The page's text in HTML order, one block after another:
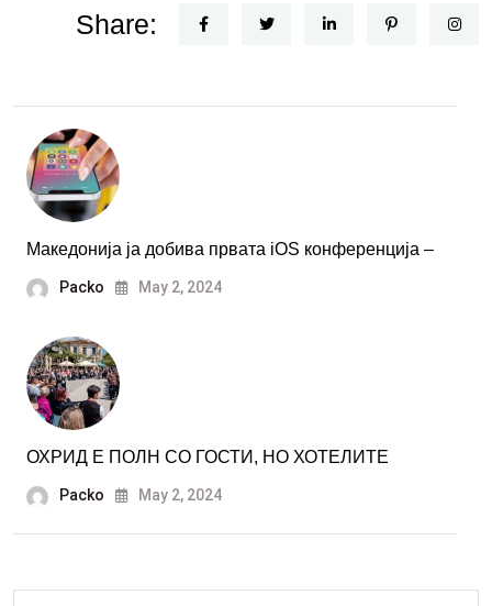
Share:
Македонија ја добива првата iOS конференција –
Packo May 2, 2024
ОХРИД Е ПОЛН СО ГОСТИ, НО ХОТЕЛИТЕ
Packo May 2, 2024